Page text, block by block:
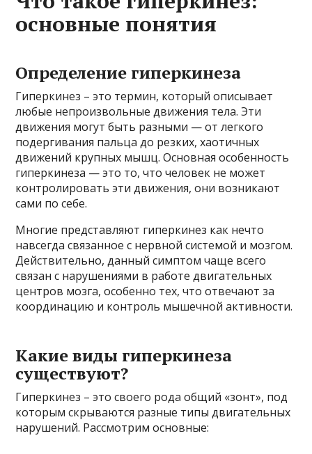
основные понятия
Определение гиперкинеза
Гиперкинез – это термин, который описывает
любые непроизвольные движения тела. Эти
движения могут быть разными — от легкого
подергивания пальца до резких, хаотичных
движений крупных мышц. Основная особенность
гиперкинеза — это то, что человек не может
контролировать эти движения, они возникают
сами по себе.
Многие представляют гиперкинез как нечто
навсегда связанное с нервной системой и мозгом.
Действительно, данный симптом чаще всего
связан с нарушениями в работе двигательных
центров мозга, особенно тех, что отвечают за
координацию и контроль мышечной активности.
Какие виды гиперкинеза
существуют?
Гиперкинез – это своего рода общий «зонт», под
которым скрываются разные типы двигательных
нарушений. Рассмотрим основные: